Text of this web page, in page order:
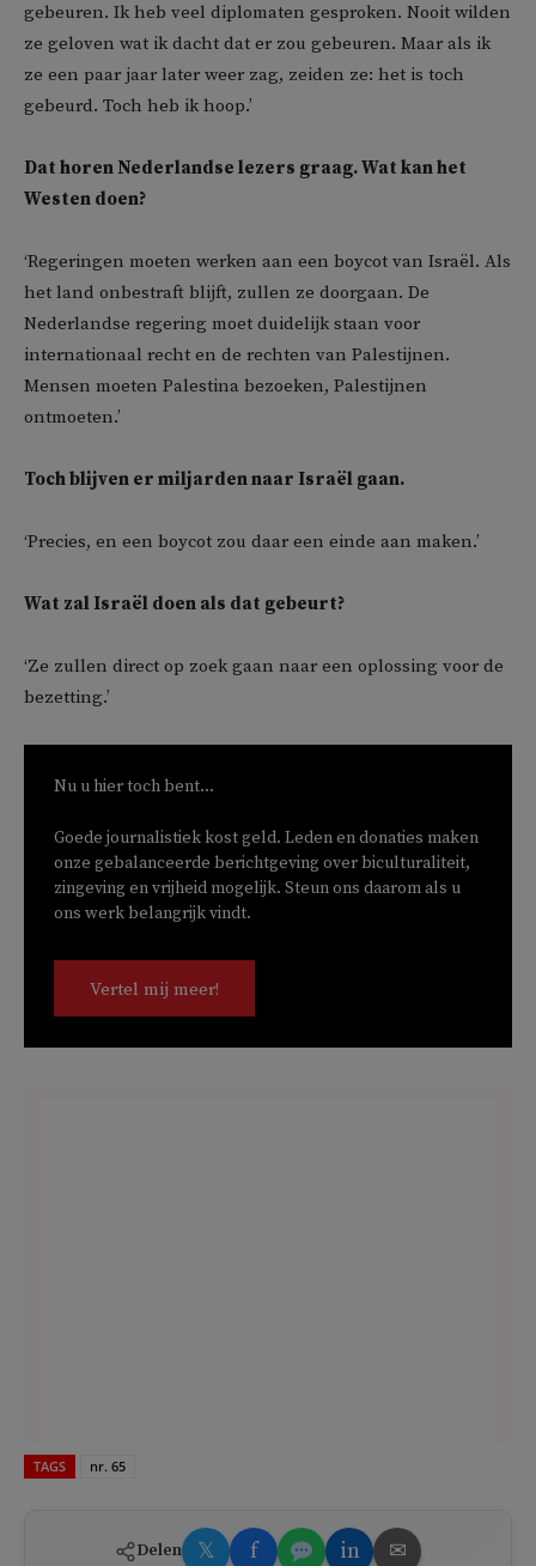
gebeuren. Ik heb veel diplomaten gesproken. Nooit wilden
ze geloven wat ik dacht dat er zou gebeuren. Maar als ik
ze een paar jaar later weer zag, zeiden ze: het is toch
gebeurd. Toch heb ik hoop.’
Dat horen Nederlandse lezers graag. Wat kan het
Westen doen?
‘Regeringen moeten werken aan een boycot van Israël. Als
het land onbestraft blijft, zullen ze doorgaan. De
Nederlandse regering moet duidelijk staan voor
internationaal recht en de rechten van Palestijnen.
Mensen moeten Palestina bezoeken, Palestijnen
ontmoeten.’
Toch blijven er miljarden naar Israël gaan.
‘Precies, en een boycot zou daar een einde aan maken.’
Wat zal Israël doen als dat gebeurt?
‘Ze zullen direct op zoek gaan naar een oplossing voor de
bezetting.’
Nu u hier toch bent...
Goede journalistiek kost geld. Leden en donaties maken
onze gebalanceerde berichtgeving over biculturaliteit,
zingeving en vrijheid mogelijk. Steun ons daarom als u
ons werk belangrijk vindt.
Vertel mij meer!
TAGS nr. 65
Delen 𝕏 f in ✉